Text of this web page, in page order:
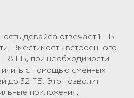
девайса отвечает 1 ГБ
Вместимость встроенного
8 ГБ, при необходимости
с помощью сменных
до 32 ГБ. Это позволит
приложения,